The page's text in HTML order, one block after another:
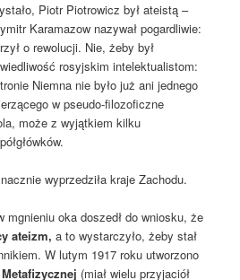
Piotr Piotrowicz był ateistą –
Karamazow nazywał pogardliwie:
o rewolucji. Nie, żeby był
rosyjskim intelektualistom:
Niemna nie było już ani jednego
w pseudo-filozoficzne
może z wyjątkiem kilku
wyprzedziła kraje Zachodu.
mgnieniu oka doszedł do wniosku, że
ateizm, a to wystarczyło, żeby stał
W lutym 1917 roku utworzono
(miał wielu przyjaciół